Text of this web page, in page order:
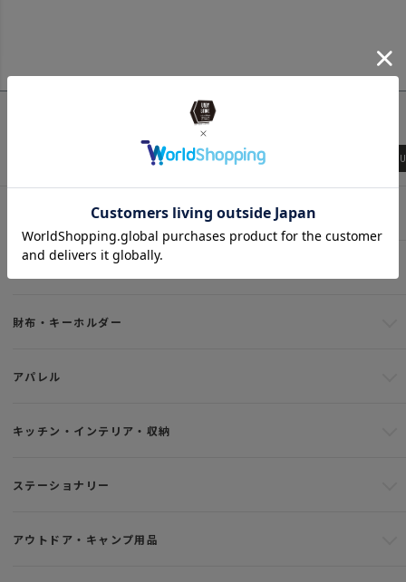
ローバーチェア アッソブ
財布・キーホルダー
アパレル
キッチン・インテリア・収納
ステーショナリー
アウトドア・キャンプ用品